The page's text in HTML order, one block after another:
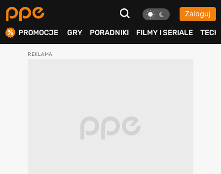
Zaloguj
PROMOCJE GRY PORADNIKI FILMY I SERIALE TECH